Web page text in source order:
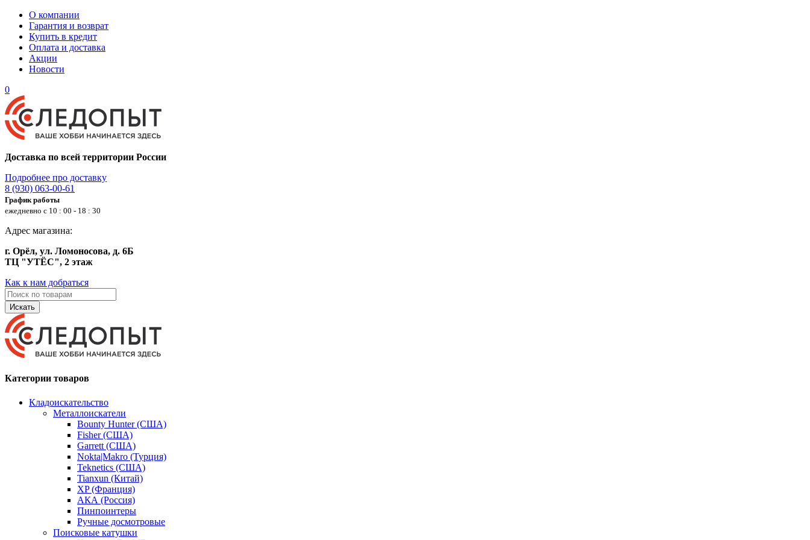
О компании
Гарантия и возврат
Купить в кредит
Оплата и доставка
Акции
Новости
0
Доставка по всей территории России
Подробнее про доставку
8 (930) 063-00-61
График работы
ежедневно с 10 : 00 - 18 : 30
Адрес магазина:
г. Орёл, ул. Ломоносова, д. 6Б
ТЦ "УТЁС", 2 этаж
Как к нам добраться
Искать
Категории товаров
Кладоискательство
Металлоискатели
Bounty Hunter (США)
Fisher (США)
Garrett (США)
Nokta|Makro (Турция)
Teknetics (США)
Tianxun (Китай)
XP (Франция)
АКА (Россия)
Пинпоинтеры
Ручные досмотровые
Поисковые катушки